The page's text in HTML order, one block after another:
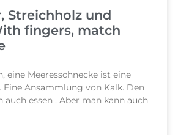
Streichholz und
fingers, match
eine Meeresschnecke ist eine
Eine Ansammlung von Kalk. Den
auch essen . Aber man kann auch